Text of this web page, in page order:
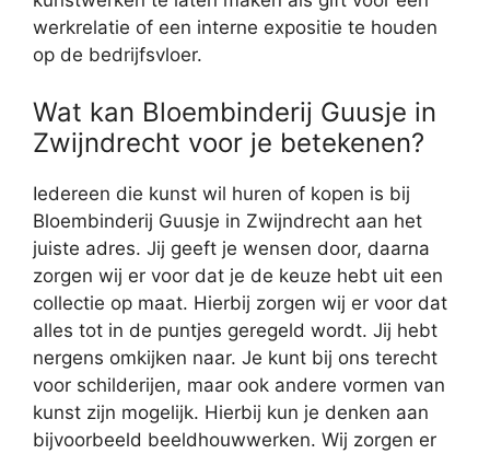
werkrelatie of een interne expositie te houden
op de bedrijfsvloer.
Wat kan Bloembinderij Guusje in
Zwijndrecht voor je betekenen?
Iedereen die kunst wil huren of kopen is bij
Bloembinderij Guusje in Zwijndrecht aan het
juiste adres. Jij geeft je wensen door, daarna
zorgen wij er voor dat je de keuze hebt uit een
collectie op maat. Hierbij zorgen wij er voor dat
alles tot in de puntjes geregeld wordt. Jij hebt
nergens omkijken naar. Je kunt bij ons terecht
voor schilderijen, maar ook andere vormen van
kunst zijn mogelijk. Hierbij kun je denken aan
bijvoorbeeld beeldhouwwerken. Wij zorgen er